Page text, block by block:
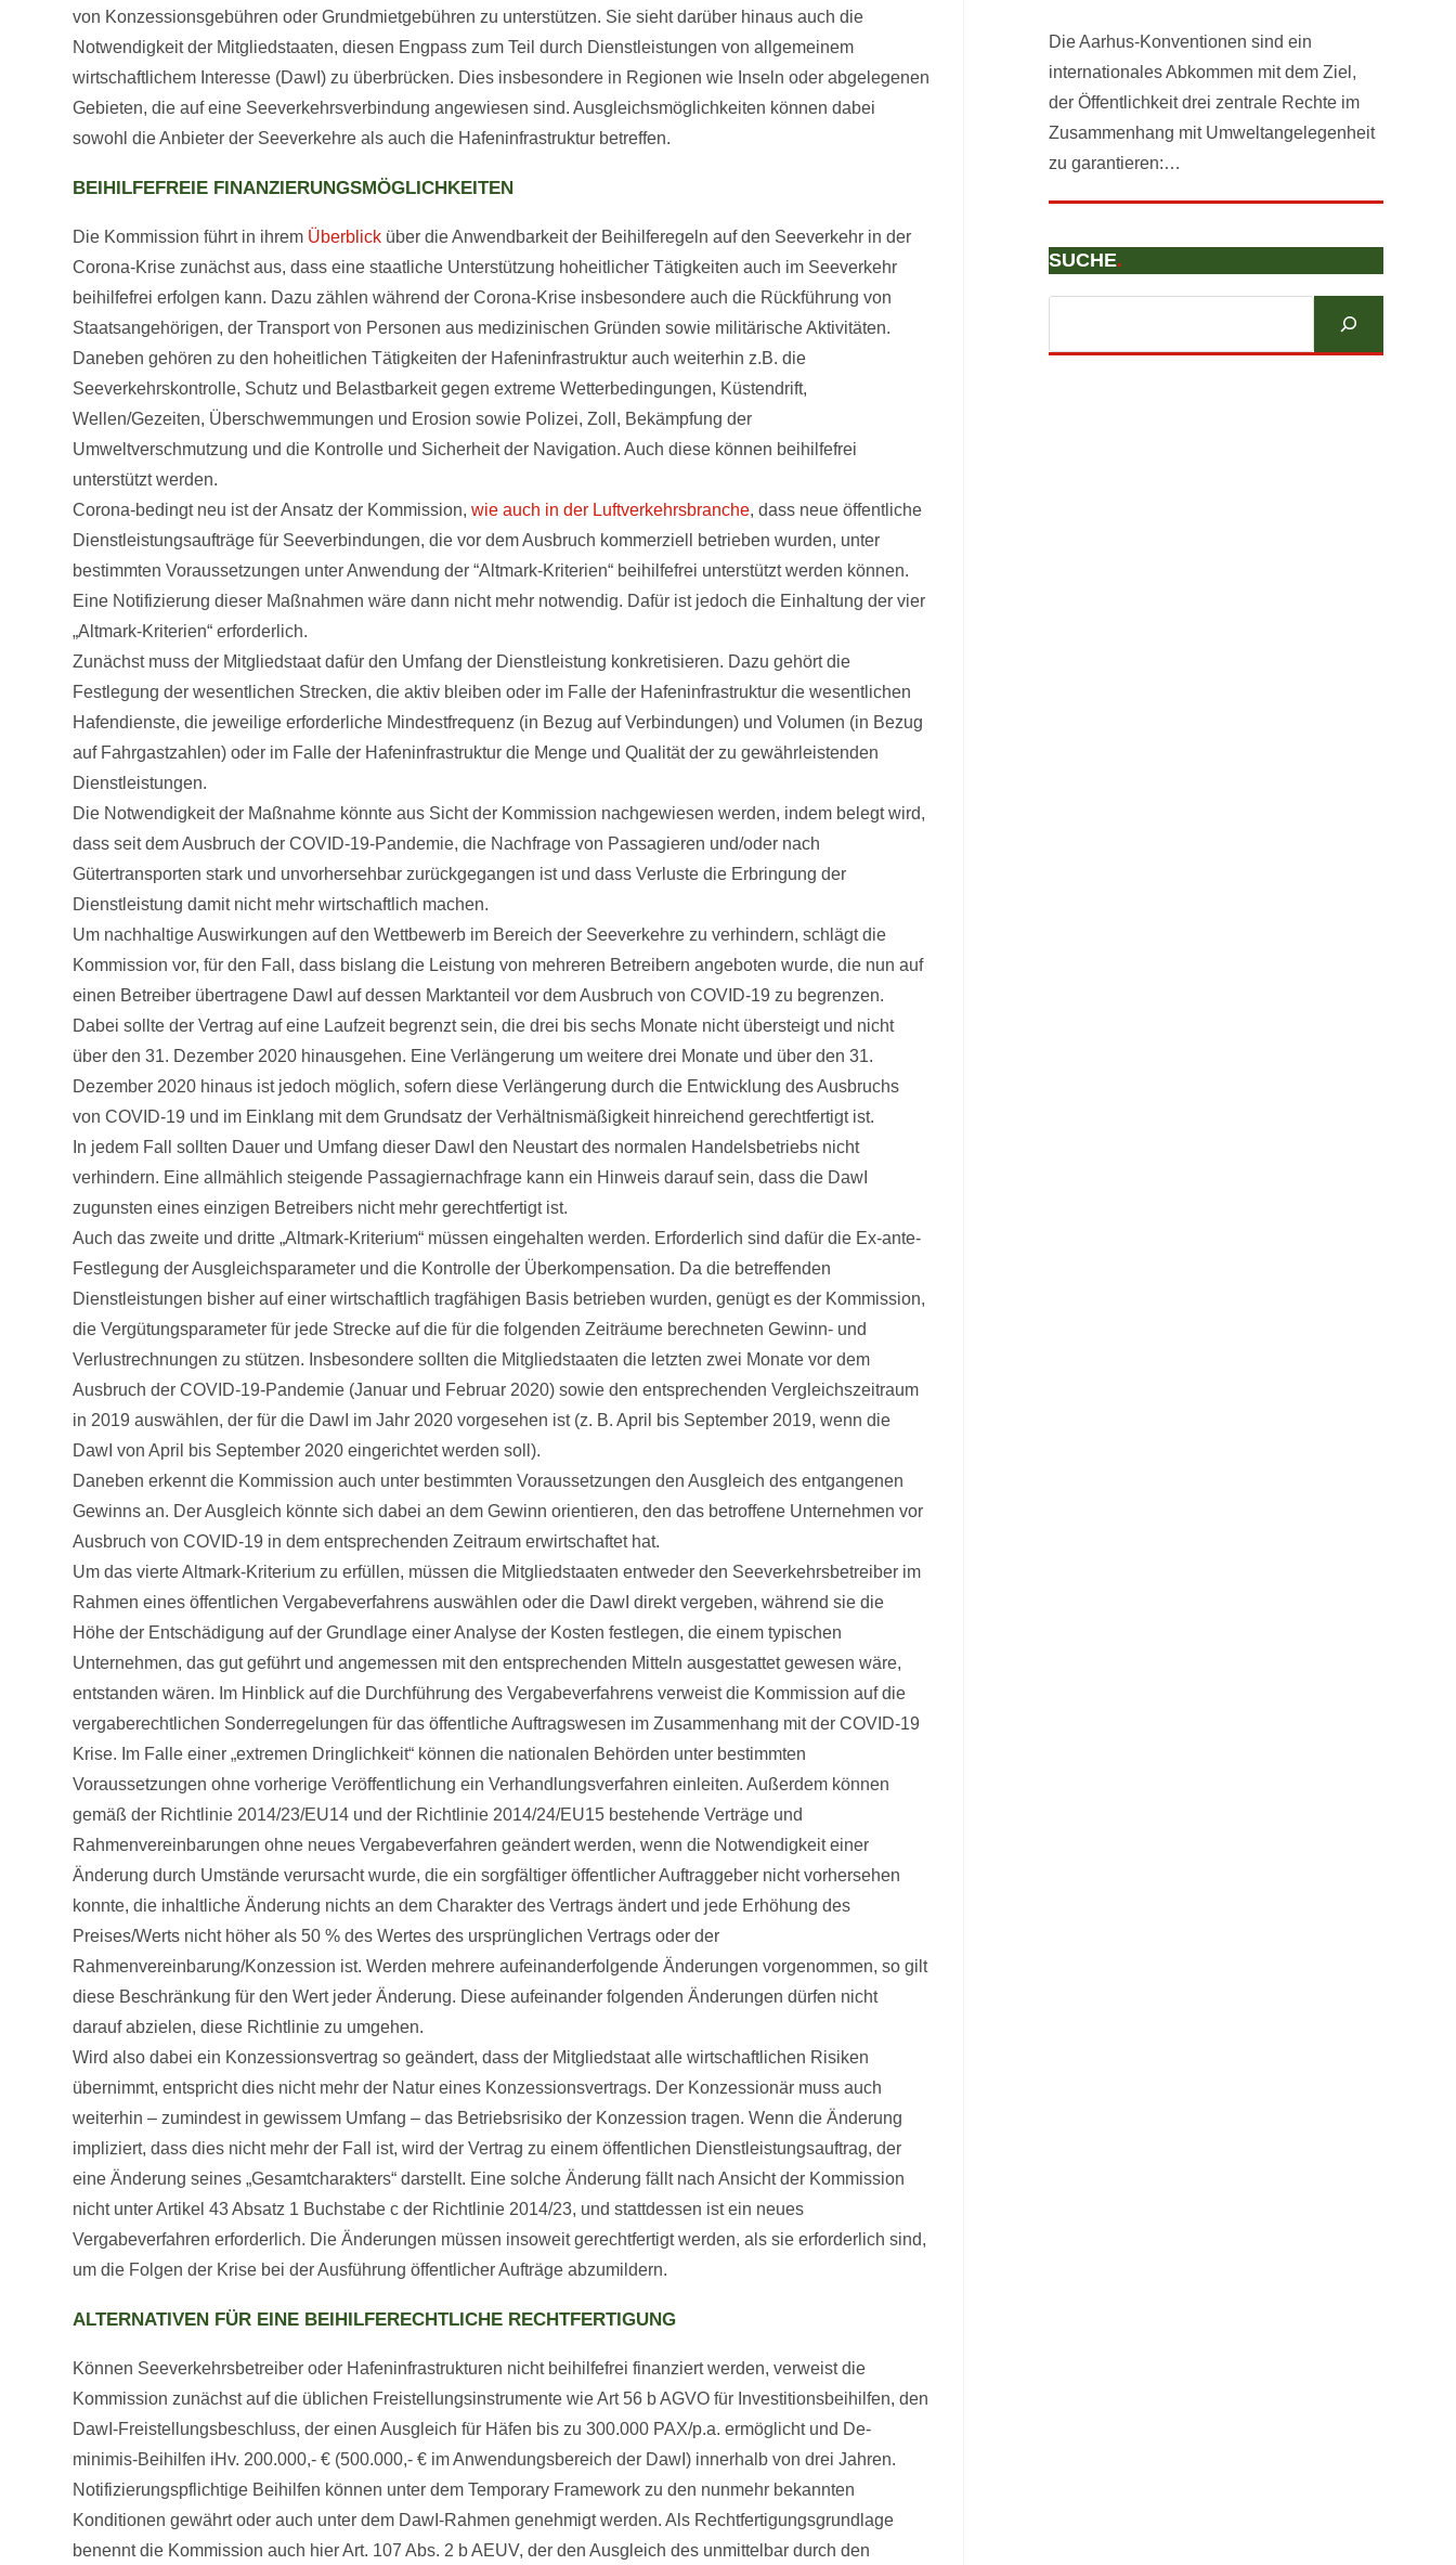
von Konzessionsgebühren oder Grundmietgebühren zu unterstützen. Sie sieht darüber hinaus auch die
Notwendigkeit der Mitgliedstaaten, diesen Engpass zum Teil durch Dienstleistungen von allgemeinem
wirtschaftlichem Interesse (DawI) zu überbrücken. Dies insbesondere in Regionen wie Inseln oder abgelegenen
Gebieten, die auf eine Seeverkehrsverbindung angewiesen sind. Ausgleichsmöglichkeiten können dabei
sowohl die Anbieter der Seeverkehre als auch die Hafeninfrastruktur betreffen.
BEIHILFEFREIE FINANZIERUNGSMÖGLICHKEITEN
Die Kommission führt in ihrem Überblick über die Anwendbarkeit der Beihilferegeln auf den Seeverkehr in der
Corona-Krise zunächst aus, dass eine staatliche Unterstützung hoheitlicher Tätigkeiten auch im Seeverkehr
beihilfefrei erfolgen kann. Dazu zählen während der Corona-Krise insbesondere auch die Rückführung von
Staatsangehörigen, der Transport von Personen aus medizinischen Gründen sowie militärische Aktivitäten.
Daneben gehören zu den hoheitlichen Tätigkeiten der Hafeninfrastruktur auch weiterhin z.B. die
Seeverkehrskontrolle, Schutz und Belastbarkeit gegen extreme Wetterbedingungen, Küstendrift,
Wellen/Gezeiten, Überschwemmungen und Erosion sowie Polizei, Zoll, Bekämpfung der
Umweltverschmutzung und die Kontrolle und Sicherheit der Navigation. Auch diese können beihilfefrei
unterstützt werden.
Corona-bedingt neu ist der Ansatz der Kommission,wie auch in der Luftverkehrsbranche, dass neue öffentliche
Dienstleistungsaufträge für Seeverbindungen, die vor dem Ausbruch kommerziell betrieben wurden, unter
bestimmten Voraussetzungen unter Anwendung der “Altmark-Kriterien“ beihilfefrei unterstützt werden können.
Eine Notifizierung dieser Maßnahmen wäre dann nicht mehr notwendig. Dafür ist jedoch die Einhaltung der vier
„Altmark-Kriterien“ erforderlich.
Zunächst muss der Mitgliedstaat dafür den Umfang der Dienstleistung konkretisieren. Dazu gehört die
Festlegung der wesentlichen Strecken, die aktiv bleiben oder im Falle der Hafeninfrastruktur die wesentlichen
Hafendienste, die jeweilige erforderliche Mindestfrequenz (in Bezug auf Verbindungen) und Volumen (in Bezug
auf Fahrgastzahlen) oder im Falle der Hafeninfrastruktur die Menge und Qualität der zu gewährleistenden
Dienstleistungen.
Die Notwendigkeit der Maßnahme könnte aus Sicht der Kommission nachgewiesen werden, indem belegt wird,
dass seit dem Ausbruch der COVID-19-Pandemie, die Nachfrage von Passagieren und/oder nach
Gütertransporten stark und unvorhersehbar zurückgegangen ist und dass Verluste die Erbringung der
Dienstleistung damit nicht mehr wirtschaftlich machen.
Um nachhaltige Auswirkungen auf den Wettbewerb im Bereich der Seeverkehre zu verhindern, schlägt die
Kommission vor, für den Fall, dass bislang die Leistung von mehreren Betreibern angeboten wurde, die nun auf
einen Betreiber übertragene DawI auf dessen Marktanteil vor dem Ausbruch von COVID-19 zu begrenzen.
Dabei sollte der Vertrag auf eine Laufzeit begrenzt sein, die drei bis sechs Monate nicht übersteigt und nicht
über den 31. Dezember 2020 hinausgehen. Eine Verlängerung um weitere drei Monate und über den 31.
Dezember 2020 hinaus ist jedoch möglich, sofern diese Verlängerung durch die Entwicklung des Ausbruchs
von COVID-19 und im Einklang mit dem Grundsatz der Verhältnismäßigkeit hinreichend gerechtfertigt ist.
In jedem Fall sollten Dauer und Umfang dieser DawI den Neustart des normalen Handelsbetriebs nicht
verhindern. Eine allmählich steigende Passagiernachfrage kann ein Hinweis darauf sein, dass die DawI
zugunsten eines einzigen Betreibers nicht mehr gerechtfertigt ist.
Auch das zweite und dritte „Altmark-Kriterium“ müssen eingehalten werden. Erforderlich sind dafür die Ex-ante-
Festlegung der Ausgleichsparameter und die Kontrolle der Überkompensation. Da die betreffenden
Dienstleistungen bisher auf einer wirtschaftlich tragfähigen Basis betrieben wurden, genügt es der Kommission,
die Vergütungsparameter für jede Strecke auf die für die folgenden Zeiträume berechneten Gewinn- und
Verlustrechnungen zu stützen. Insbesondere sollten die Mitgliedstaaten die letzten zwei Monate vor dem
Ausbruch der COVID-19-Pandemie (Januar und Februar 2020) sowie den entsprechenden Vergleichszeitraum
in 2019 auswählen, der für die DawI im Jahr 2020 vorgesehen ist (z. B. April bis September 2019, wenn die
DawI von April bis September 2020 eingerichtet werden soll).
Daneben erkennt die Kommission auch unter bestimmten Voraussetzungen den Ausgleich des entgangenen
Gewinns an. Der Ausgleich könnte sich dabei an dem Gewinn orientieren, den das betroffene Unternehmen vor
Ausbruch von COVID-19 in dem entsprechenden Zeitraum erwirtschaftet hat.
Um das vierte Altmark-Kriterium zu erfüllen, müssen die Mitgliedstaaten entweder den Seeverkehrsbetreiber im
Rahmen eines öffentlichen Vergabeverfahrens auswählen oder die DawI direkt vergeben, während sie die
Höhe der Entschädigung auf der Grundlage einer Analyse der Kosten festlegen, die einem typischen
Unternehmen, das gut geführt und angemessen mit den entsprechenden Mitteln ausgestattet gewesen wäre,
entstanden wären. Im Hinblick auf die Durchführung des Vergabeverfahrens verweist die Kommission auf die
vergaberechtlichen Sonderregelungen für das öffentliche Auftragswesen im Zusammenhang mit der COVID-19
Krise. Im Falle einer „extremen Dringlichkeit“ können die nationalen Behörden unter bestimmten
Voraussetzungen ohne vorherige Veröffentlichung ein Verhandlungsverfahren einleiten. Außerdem können
gemäß der Richtlinie 2014/23/EU14 und der Richtlinie 2014/24/EU15 bestehende Verträge und
Rahmenvereinbarungen ohne neues Vergabeverfahren geändert werden, wenn die Notwendigkeit einer
Änderung durch Umstände verursacht wurde, die ein sorgfältiger öffentlicher Auftraggeber nicht vorhersehen
konnte, die inhaltliche Änderung nichts an dem Charakter des Vertrags ändert und jede Erhöhung des
Preises/Werts nicht höher als 50 % des Wertes des ursprünglichen Vertrags oder der
Rahmenvereinbarung/Konzession ist. Werden mehrere aufeinanderfolgende Änderungen vorgenommen, so gilt
diese Beschränkung für den Wert jeder Änderung. Diese aufeinander folgenden Änderungen dürfen nicht
darauf abzielen, diese Richtlinie zu umgehen.
Wird also dabei ein Konzessionsvertrag so geändert, dass der Mitgliedstaat alle wirtschaftlichen Risiken
übernimmt, entspricht dies nicht mehr der Natur eines Konzessionsvertrags. Der Konzessionär muss auch
weiterhin – zumindest in gewissem Umfang – das Betriebsrisiko der Konzession tragen. Wenn die Änderung
impliziert, dass dies nicht mehr der Fall ist, wird der Vertrag zu einem öffentlichen Dienstleistungsauftrag, der
eine Änderung seines „Gesamtcharakters“ darstellt. Eine solche Änderung fällt nach Ansicht der Kommission
nicht unter Artikel 43 Absatz 1 Buchstabe c der Richtlinie 2014/23, und stattdessen ist ein neues
Vergabeverfahren erforderlich. Die Änderungen müssen insoweit gerechtfertigt werden, als sie erforderlich sind,
um die Folgen der Krise bei der Ausführung öffentlicher Aufträge abzumildern.
ALTERNATIVEN FÜR EINE BEIHILFERECHTLICHE RECHTFERTIGUNG
Können Seeverkehrsbetreiber oder Hafeninfrastrukturen nicht beihilfefrei finanziert werden, verweist die
Kommission zunächst auf die üblichen Freistellungsinstrumente wie Art 56 b AGVO für Investitionsbeihilfen, den
DawI-Freistellungsbeschluss, der einen Ausgleich für Häfen bis zu 300.000 PAX/p.a. ermöglicht und De-
minimis-Beihilfen iHv. 200.000,- € (500.000,- € im Anwendungsbereich der DawI) innerhalb von drei Jahren.
Notifizierungspflichtige Beihilfen können unter dem Temporary Framework zu den nunmehr bekannten
Konditionen gewährt oder auch unter dem DawI-Rahmen genehmigt werden. Als Rechtfertigungsgrundlage
benennt die Kommission auch hier Art. 107 Abs. 2 b AEUV, der den Ausgleich des unmittelbar durch den
Die Aarhus-Konventionen sind ein
internationales Abkommen mit dem Ziel,
der Öffentlichkeit drei zentrale Rechte im
Zusammenhang mit Umweltangelegenheit
zu garantieren:…
SUCHE.